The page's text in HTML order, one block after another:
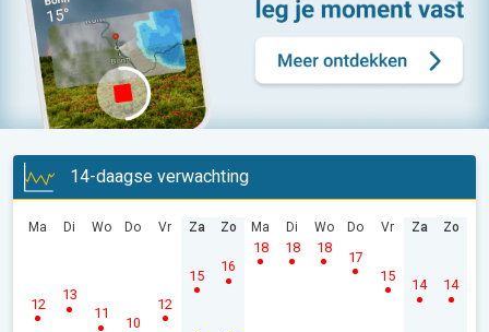
14-daagse verwachting
Ma
12
Di
13
Wo
11
Do
10
Vr
12
Za
15
Zo
16
Ma
18
Di
18
Wo
18
Do
17
Vr
15
Za
14
Zo
14